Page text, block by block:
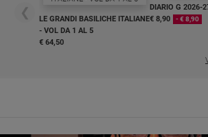
❮
LE GRANDI BASILICHE ITALIANE
- VOL DA 1 AL 5
€ 64,50
DIARIO G 2026-
€ 8,90
- € 8,90